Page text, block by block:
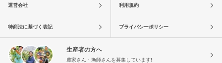
運営会社 利用規約
特商法に基づく表記 プライバシーポリシー
生産者の方へ
農家さん・漁師さんを募集しています!